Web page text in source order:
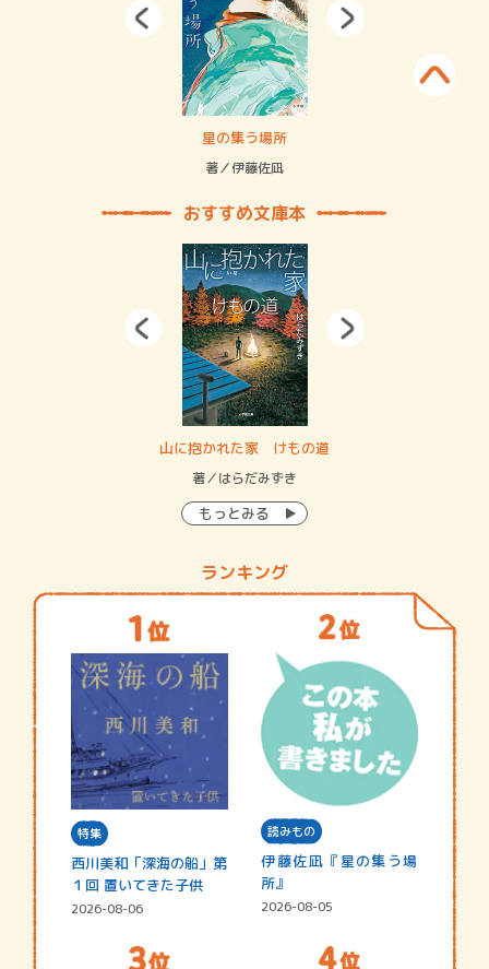
星の集う場所
著／伊藤佐凪
おすすめ文庫本
山に抱かれた家 けもの道
著／はらだみずき
もっとみる
ランキング
特集
西川美和「深海の船」第
１回 置いてきた子供
2026-08-06
読みもの
伊藤佐凪『星の集う場
所』
2026-08-05